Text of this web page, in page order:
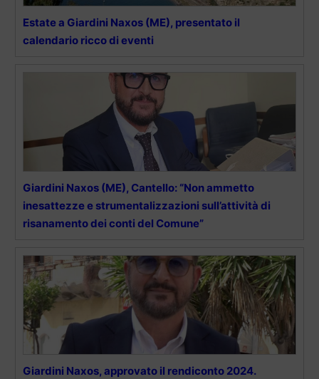
Estate a Giardini Naxos (ME), presentato il
calendario ricco di eventi
Giardini Naxos (ME), Cantello: “Non ammetto
inesattezze e strumentalizzazioni sull’attività di
risanamento dei conti del Comune”
Giardini Naxos, approvato il rendiconto 2024.